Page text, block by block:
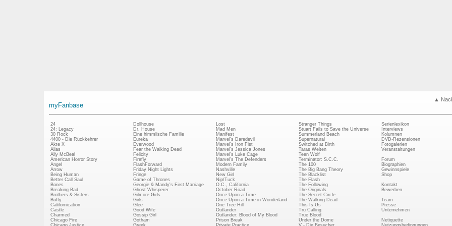
▲
myFanbase
24
24: Legacy
30 Rock
4400 - Die Rückkehrer
Akte X
Alias
Ally McBeal
American Horror Story
Angel
Arrow
Being Human
Better Call Saul
Bones
Breaking Bad
Brothers & Sisters
Buffy
Californication
Castle
Charmed
Chicago Fire
Dollhouse
Dr. House
Eine himmlische Familie
Eureka
Everwood
Fear the Walking Dead
Felicity
Firefly
FlashForward
Friday Night Lights
Fringe
Game of Thrones
Georgie & Mandy's First Marriage
Ghost Whisperer
Gilmore Girls
Girls
Glee
Good Wife
Gossip Girl
Gotham
Lost
Mad Men
Manifest
Marvel's Daredevil
Marvel's Iron Fist
Marvel's Jessica Jones
Marvel's Luke Cage
Marvel's The Defenders
Modern Family
Nashville
New Girl
Nip/Tuck
O.C., California
October Road
Once Upon a Time
Once Upon a Time in Wonderland
One Tree Hill
Outlander
Outlander: Blood of My Blood
Prison Break
Stranger Things
Stuart Fails to Save the Universe
Summerland Beach
Supernatural
Switched at Birth
Taras Welten
Teen Wolf
Terminator: S.C.C.
The 100
The Big Bang Theory
The Blacklist
The Flash
The Following
The Originals
The Secret Circle
The Walking Dead
This Is Us
Tru Calling
True Blood
Under the Dome
Serienlexikon
Interviews
Kolumnen
DVD-Rezensionen
Fotogalerien
Veranstaltungen
Forum
Biographien
Gewinnspiele
Shop
Kontakt
Bewerben
Team
Presse
Unternehmen
Netiquette